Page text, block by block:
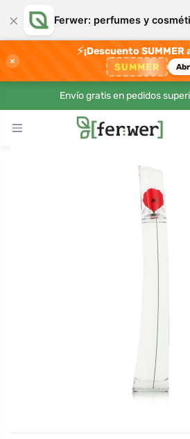
× Ferwer: perfumes y
×
⚡¡Descuento SUMMER
SUMMER
Envío gratis en pedidos